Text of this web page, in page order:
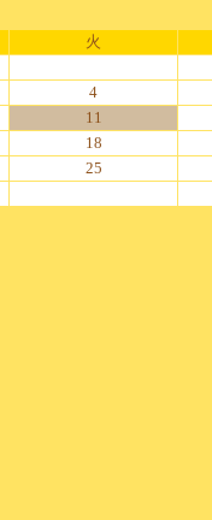
火
4
11
18
25